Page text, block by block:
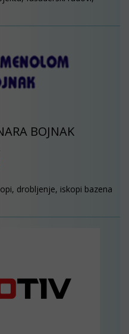
BOJNAK
drobljenje, iskopi bazena